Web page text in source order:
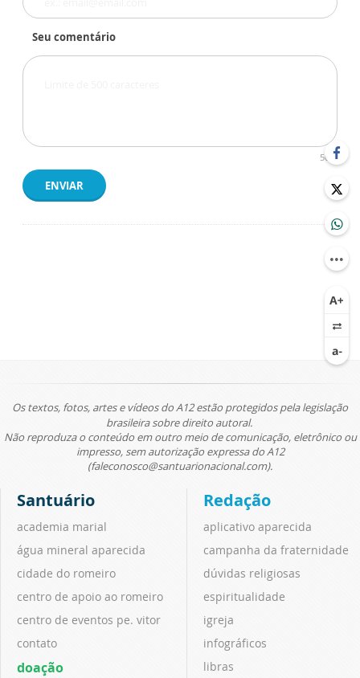
Seu comentário
500
ENVIAR
Os textos, fotos, artes e vídeos do A12 estão protegidos pela legislação
brasileira sobre direito autoral.
Não reproduza o conteúdo em outro meio de comunicação, eletrônico ou
impresso, sem autorização expressa do A12
(faleconosco@santuarionacional.com).
Santuário
academia marial
água mineral aparecida
cidade do romeiro
centro de apoio ao romeiro
centro de eventos pe. vitor
contato
doação
Redação
aplicativo aparecida
campanha da fraternidade
dúvidas religiosas
espiritualidade
igreja
infográficos
libras